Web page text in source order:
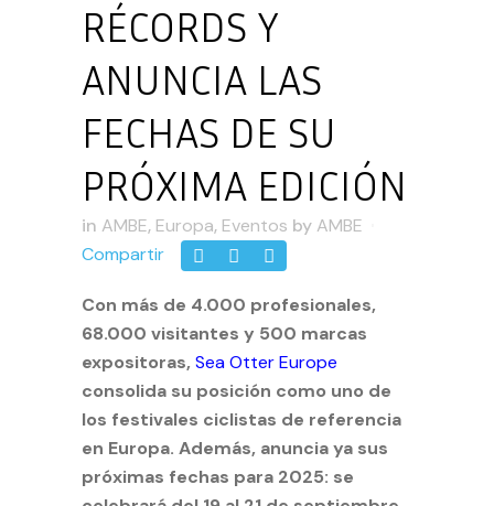
RÉCORDS Y
ANUNCIA LAS
FECHAS DE SU
PRÓXIMA EDICIÓN
in AMBE, Europa, Eventos by AMBE
Compartir
Con más de 4.000 profesionales,
68.000 visitantes y 500 marcas
expositoras, Sea Otter Europe
consolida su posición como uno de
los festivales ciclistas de referencia
en Europa. Además, anuncia ya sus
próximas fechas para 2025: se